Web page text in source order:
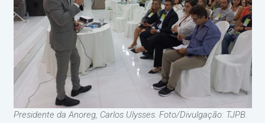
Presidente da Anoreg, Carlos Ulysses. Foto/Divulgação: TJPB.